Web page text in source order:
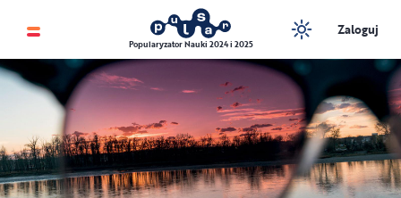
Popularyzator Nauki 2024 i 2025
Zaloguj